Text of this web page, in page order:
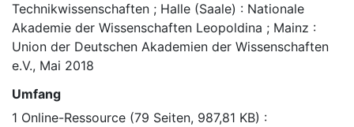
Technikwissenschaften ; Halle (Saale) : Nationale
Akademie der Wissenschaften Leopoldina ; Mainz :
Union der Deutschen Akademien der Wissenschaften
e.V., Mai 2018
Umfang
1 Online-Ressource (79 Seiten, 987,81 KB) :